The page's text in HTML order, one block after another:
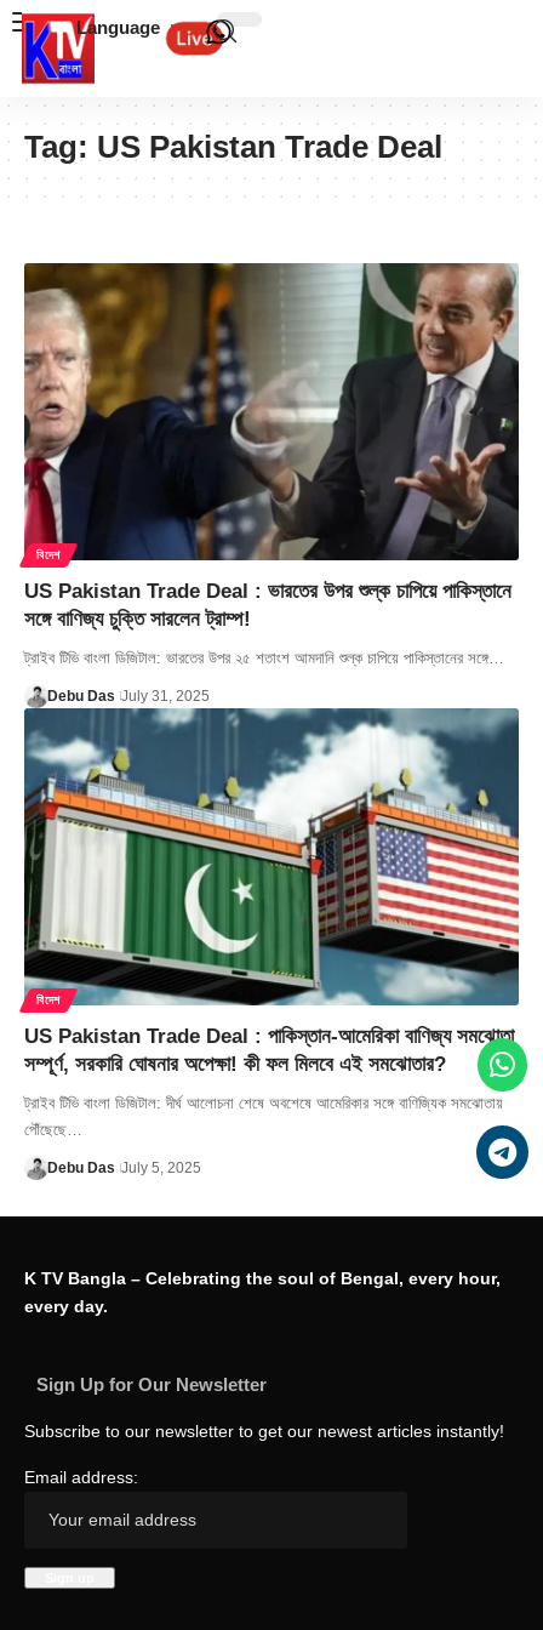
Language
Tag: US Pakistan Trade Deal
বিদেশ
US Pakistan Trade Deal : ভারতের উপর শুল্ক চাপিয়ে পাকিস্তানে
সঙ্গে বাণিজ্য চুক্তি সারলেন ট্রাম্প!
ট্রাইব টিভি বাংলা ডিজিটাল: ভারতের উপর ২৫ শতাংশ আমদানি শুল্ক চাপিয়ে পাকিস্তানের সঙ্গে…
Debu Das July 31, 2025
বিদেশ
US Pakistan Trade Deal : পাকিস্তান-আমেরিকা বাণিজ্য সমঝোতা
সম্পূর্ণ, সরকারি ঘোষনার অপেক্ষা! কী ফল মিলবে এই সমঝোতার?
ট্রাইব টিভি বাংলা ডিজিটাল: দীর্ঘ আলোচনা শেষে অবশেষে আমেরিকার সঙ্গে বাণিজ্যিক সমঝোতায়
পৌঁছেছে…
Debu Das July 5, 2025
K TV Bangla – Celebrating the soul of Bengal, every hour,
every day.
Sign Up for Our Newsletter
Subscribe to our newsletter to get our newest articles instantly!
Email address: